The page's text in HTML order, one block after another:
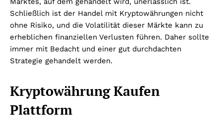
Schließlich ist der Handel mit Kryptowährungen nicht
ohne Risiko, und die Volatilität dieser Märkte kann zu
erheblichen finanziellen Verlusten führen. Daher sollte
immer mit Bedacht und einer gut durchdachten
Strategie gehandelt werden.
Kryptowährung Kaufen
Plattform